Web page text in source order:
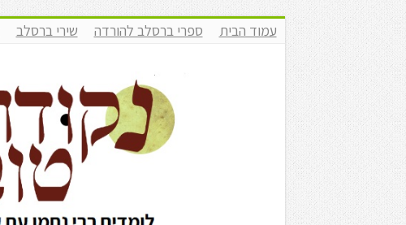
עמוד הבית ספרי ברסלב להורדה שירי ברסלב